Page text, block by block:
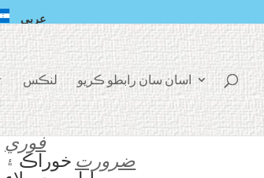
عربي
لنڪس اسان سان رابطو ڪريو
فوري
ضرورت خوراڪ ۽